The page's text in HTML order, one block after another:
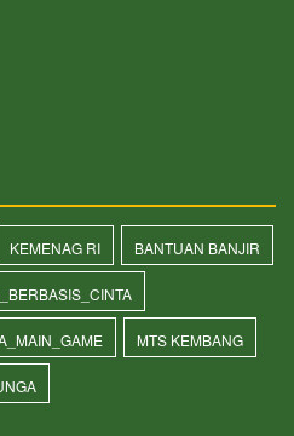
KEMENAG RI BANTUAN BANJIR
MTS KEMBANG